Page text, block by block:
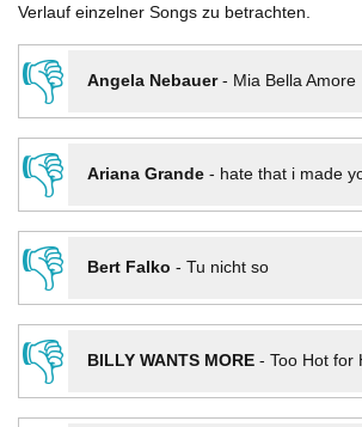
Verlauf einzelner Songs zu betrachten.
👎 Angela Nebauer- Mia Bella Amore
👎
Ariana Grande- hate that i made
👎
Bert Falko - Tu nicht so
👎
BILLY WANTS MORE- Too Hot for